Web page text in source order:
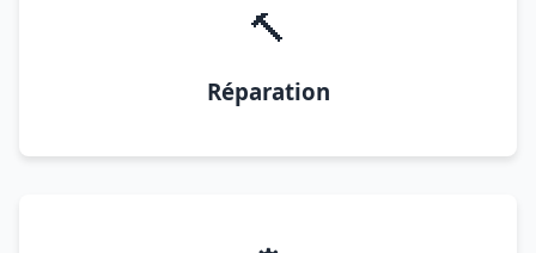
🔨
Réparation